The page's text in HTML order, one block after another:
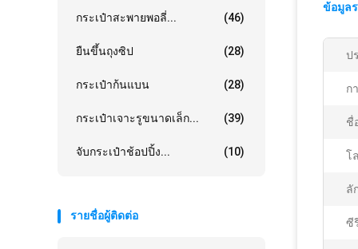
กระเป๋าสะพายพอลี่... (46)
ยืนขึ้นถุงซิป (28)
กระเป๋าก้นแบน (28)
กระเป๋าเจาะรูขนาดเล็ก... (39)
จับกระเป๋าช้อปปิ้ง... (10)
รายชื่อผู้ติดต่อ
ข้อมูล
ป
ก
ชื่
โ
ลั
ซี